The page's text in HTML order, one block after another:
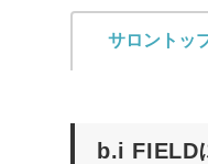
サロントッ
b.i FIELD